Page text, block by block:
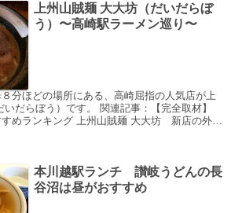
上州山賊麺 大大坊（だいだらぼ
う）〜高崎駅ラーメン巡り〜
分ほどの場所にある、高崎屈指の人気店が上
だらぼう）です。 関連記事：【完全取材】
めランキング 上州山賊麺 大大坊 新店の外観
本川越駅ランチ 讃岐うどんの長
谷沼は昼がおすすめ